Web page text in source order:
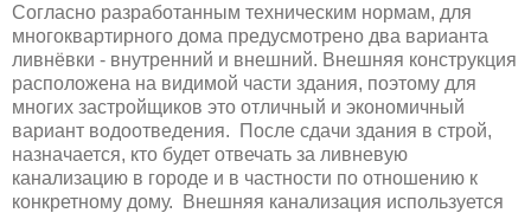
Согласно разработанным техническим нормам, для
многоквартирного дома предусмотрено два варианта
ливнёвки - внутренний и внешний. Внешняя конструкция
расположена на видимой части здания, поэтому для
многих застройщиков это отличный и экономичный
вариант водоотведения. После сдачи здания в строй,
назначается, кто будет отвечать за ливневую
канализацию в городе и в частности по отношению к
конкретному дому. Внешняя канализация используется